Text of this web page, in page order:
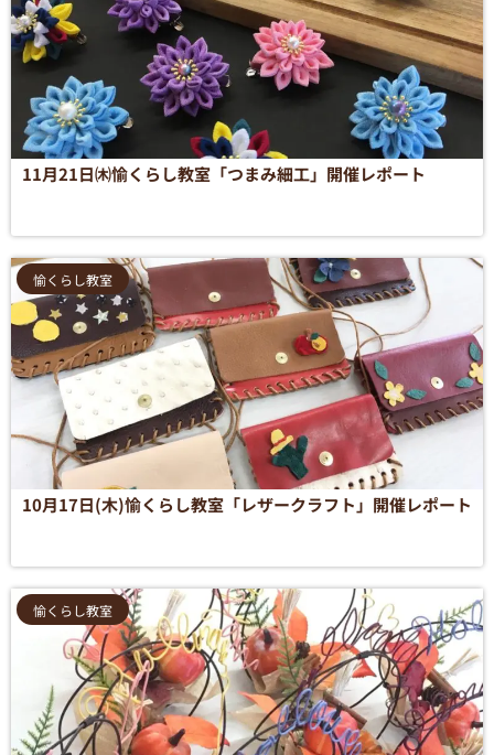
11月21日㈭愉くらし教室「つまみ細工」開催レポート
愉くらし教室
10月17日(木)愉くらし教室「レザークラフト」開催レポート
愉くらし教室